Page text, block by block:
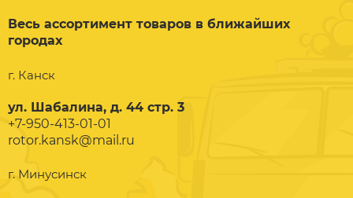
Весь ассортимент товаров в ближайших
городах
г. Канск
ул. Шабалина, д. 44 стр. 3
+7-950-413-01-01
rotor.kansk@mail.ru
г. Минусинск